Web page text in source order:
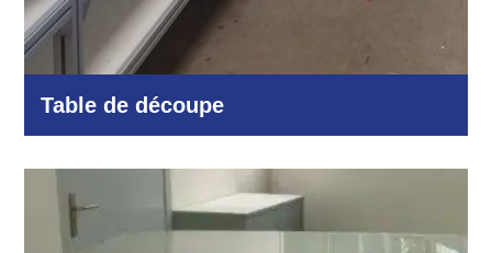
Table de découpe
Industrie et production